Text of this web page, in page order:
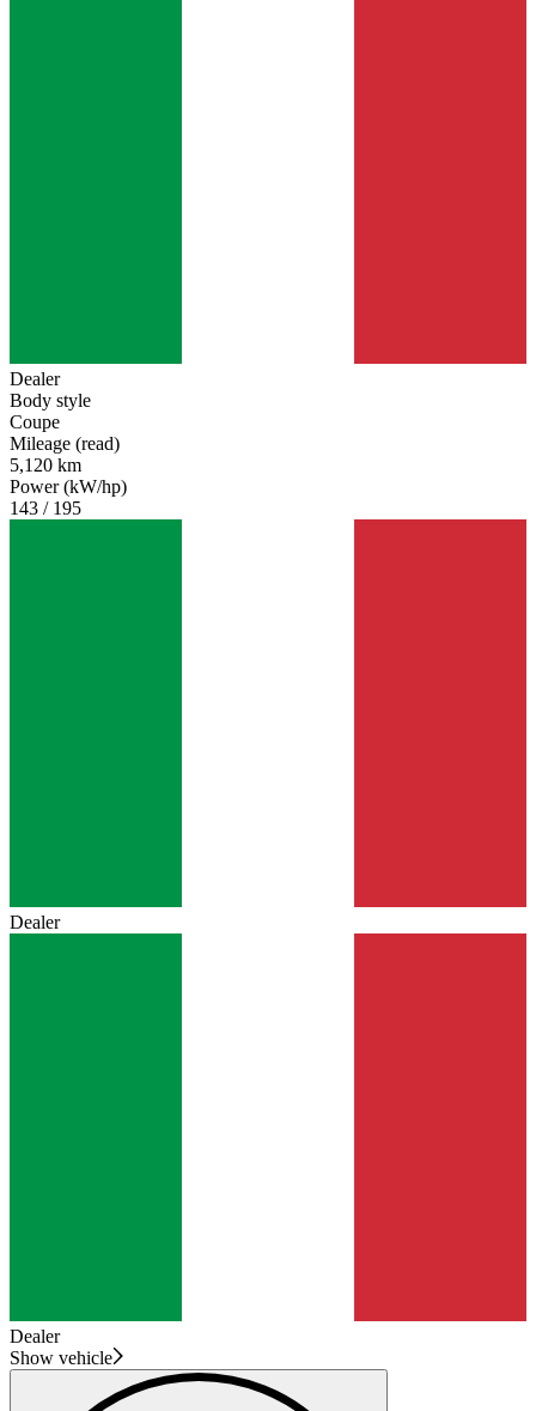
Dealer
Body style
Coupe
Mileage (read)
5,120 km
Power (kW/hp)
143 / 195
Dealer
Dealer
Show vehicle